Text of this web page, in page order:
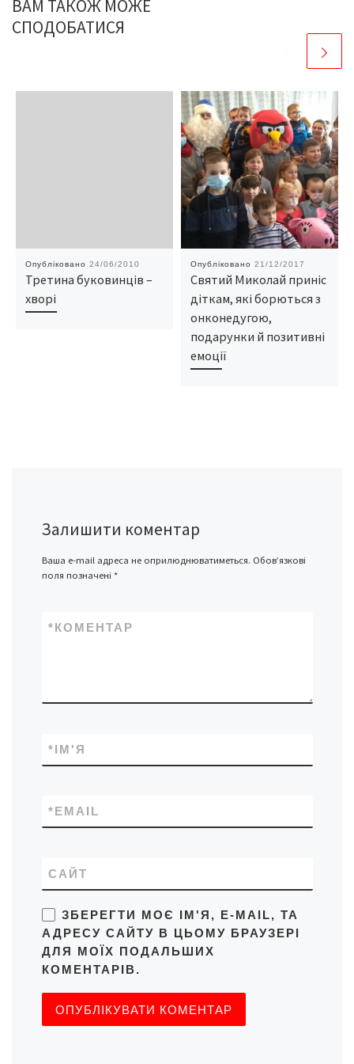
ВАМ ТАКОЖ МОЖЕ
СПОДОБАТИСЯ
Опубліковано 24/06/2010
Третина буковинців –
хворі
Опубліковано 21/12/2017
Святий Миколай приніс
діткам, які борються з
онконедугою,
подарунки й позитивні
емоції
Залишити коментар
Ваша e-mail адреса не оприлюднюватиметься. Обов’язкові
поля позначені *
КОМЕНТАР
*
ІМ'Я
*
EMAIL
*
САЙТ
ЗБЕРЕГТИ МОЄ ІМ'Я, E-MAIL, ТА
АДРЕСУ САЙТУ В ЦЬОМУ БРАУЗЕРІ
ДЛЯ МОЇХ ПОДАЛЬШИХ
КОМЕНТАРІВ.